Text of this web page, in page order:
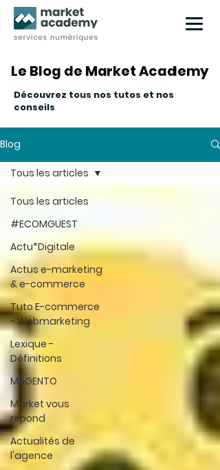
Le Blog de Market Academy
Le Blog de Market Academy
Découvrez tous nos tutos et nos
conseils
Blog
Tous les articles
#ECOMGUEST
Actu*Digitale
Actus e-marketing
& e-commerce
Tuto E-commerce
- Webmarketing
Lexique -
Définitions
MAGENTO
Market vous
répond
Actualités de
l'agence
Tous les articles